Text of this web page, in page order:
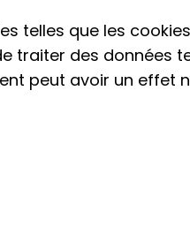
telles que les
des données
peut avoir un